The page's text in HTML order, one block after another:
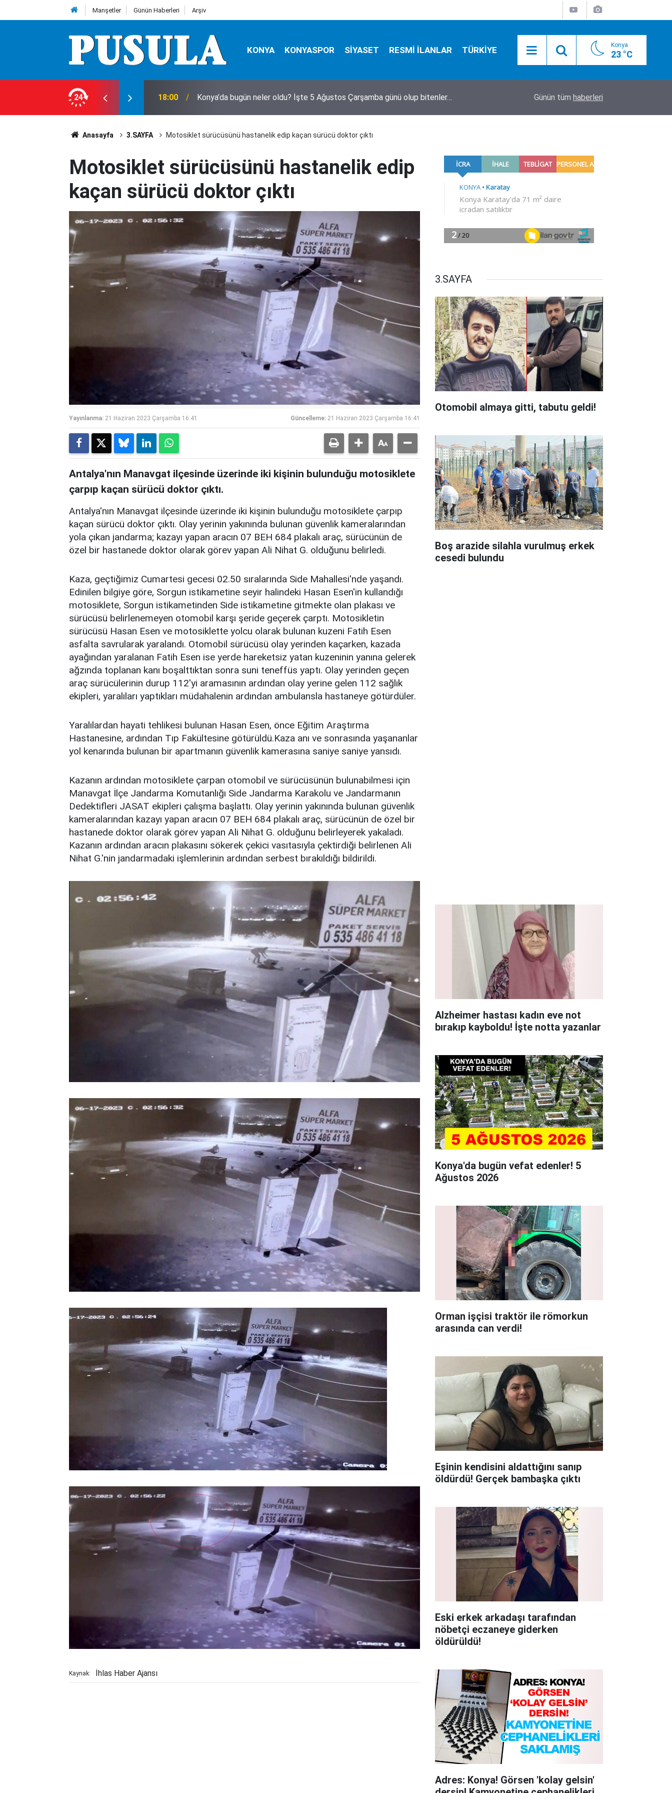
Manşetler Günün Haberleri Arşiv
KONYA KONYASPOR SİYASET RESMİ İLANLAR TÜRKİYE Konya
23 °C
24 18:00 Konya’da bugün neler oldu? İşte 5 Ağustos Çarşamba günü olup bitenler… Üsküdar Belediye Başkanvekili CHP’li Sibel
Günün tüm haberleri
Anasayfa 3.SAYFA Motosiklet sürücüsünü hastanelik edip kaçan sürücü doktor çıktı
Motosiklet sürücüsünü hastanelik edip
kaçan sürücü doktor çıktı
Yayınlanma: 21 Haziran 2023 Çarşamba 16:41 Güncelleme: 21 Haziran 2023 Çarşamba 16:41
Antalya'nın Manavgat ilçesinde üzerinde iki kişinin bulunduğu motosiklete
çarpıp kaçan sürücü doktor çıktı.
Antalya'nın Manavgat ilçesinde üzerinde iki kişinin bulunduğu motosiklete çarpıp
kaçan sürücü doktor çıktı. Olay yerinin yakınında bulunan güvenlik kameralarından
yola çıkan jandarma; kazayı yapan aracın 07 BEH 684 plakalı araç, sürücünün de
özel bir hastanede doktor olarak görev yapan Ali Nihat G. olduğunu belirledi.
Kaza, geçtiğimiz Cumartesi gecesi 02.50 sıralarında Side Mahallesi'nde yaşandı.
Edinilen bilgiye göre, Sorgun istikametine seyir halindeki Hasan Esen'in kullandığı
motosiklete, Sorgun istikametinden Side istikametine gitmekte olan plakası ve
sürücüsü belirlenemeyen otomobil karşı şeride geçerek çarptı. Motosikletin
sürücüsü Hasan Esen ve motosiklette yolcu olarak bulunan kuzeni Fatih Esen
asfalta savrularak yaralandı. Otomobil sürücüsü olay yerinden kaçarken, kazada
ayağından yaralanan Fatih Esen ise yerde hareketsiz yatan kuzeninin yanına gelerek
ağzında toplanan kanı boşalttıktan sonra suni teneffüs yaptı. Olay yerinden geçen
araç sürücülerinin durup 112'yi aramasının ardından olay yerine gelen 112 sağlık
ekipleri, yaralıları yaptıkları müdahalenin ardından ambulansla hastaneye götürdüler.
Yaralılardan hayati tehlikesi bulunan Hasan Esen, önce Eğitim Araştırma
Hastanesine, ardından Tıp Fakültesine götürüldü.Kaza anı ve sonrasında yaşananlar
yol kenarında bulunan bir apartmanın güvenlik kamerasına saniye saniye yansıdı.
Kazanın ardından motosiklete çarpan otomobil ve sürücüsünün bulunabilmesi için
Manavgat İlçe Jandarma Komutanlığı Side Jandarma Karakolu ve Jandarmanın
Dedektifleri JASAT ekipleri çalışma başlattı. Olay yerinin yakınında bulunan güvenlik
kameralarından kazayı yapan aracın 07 BEH 684 plakalı araç, sürücünün de özel bir
hastanede doktor olarak görev yapan Ali Nihat G. olduğunu belirleyerek yakaladı.
Kazanın ardından aracın plakasını sökerek çekici vasıtasıyla çektirdiği belirlenen Ali
Nihat G.'nin jandarmadaki işlemlerinin ardından serbest bırakıldığı bildirildi.
Kaynak: İhlas Haber Ajansı
3.SAYFA
Otomobil almaya gitti, tabutu geldi!
Boş arazide silahla vurulmuş erkek
cesedi bulundu
Alzheimer hastası kadın eve not
bırakıp kayboldu! İşte notta yazanlar
Konya'da bugün vefat edenler! 5
Ağustos 2026
Orman işçisi traktör ile römorkun
arasında can verdi!
Eşinin kendisini aldattığını sanıp
öldürdü! Gerçek bambaşka çıktı
Eski erkek arkadaşı tarafından
nöbetçi eczaneye giderken
öldürüldü!
Adres: Konya! Görsen 'kolay gelsin'